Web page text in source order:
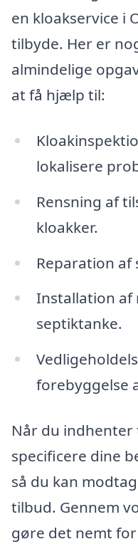
en kloakservice i
tilbyde. Her er
almindelige
at få hjælp til:
lokalisere
Rensning af
kloakker.
Reparation af
Installation af
septiktanke.
forebyggelse
Når du indhenter
specificere dine
så du kan
tilbud. Gennem
gøre det nemt